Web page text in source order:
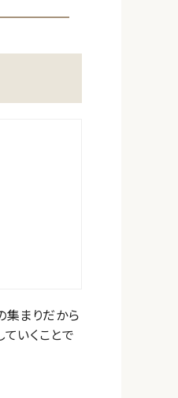
集まりだから
いくことで